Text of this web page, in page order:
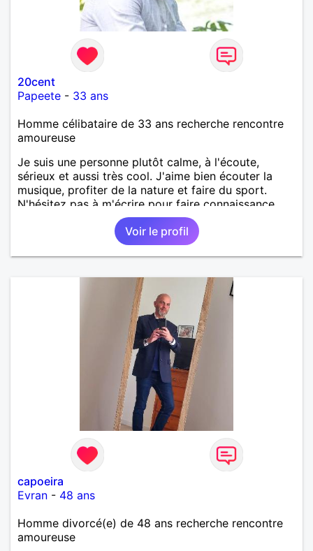
20cent
Papeete - 33 ans
Homme célibataire de 33 ans recherche rencontre
amoureuse
Je suis une personne plutôt calme, à l'écoute,
sérieux et aussi très cool. J'aime bien écouter la
musique, profiter de la nature et faire du sport.
N'hésitez pas à m'écrire pour faire connaissance.
Voir le profil
capoeira
Evran - 48 ans
Homme divorcé(e) de 48 ans recherche rencontre
amoureuse